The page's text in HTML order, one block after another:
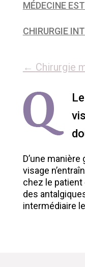
MÉDECINE
CHIRURGIE
← Chirurgie
D’une
visage
chez le
des
intermédiaire